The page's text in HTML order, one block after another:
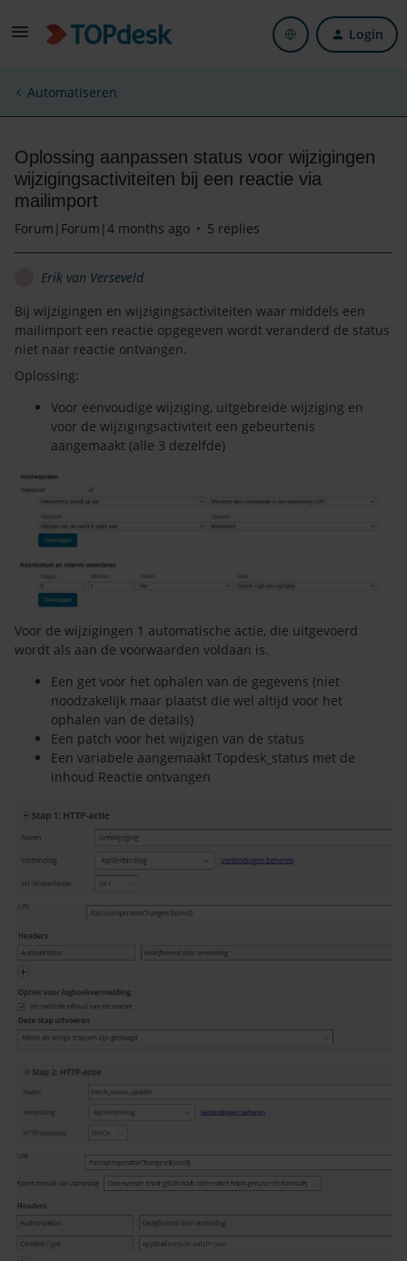
Login
Automatiseren
Oplossing aanpassen status voor wijzigingen
wijzigingsactiviteiten bij een reactie via
mailimport
Forum|Forum|4 months ago 5 replies
Erik van Verseveld
Bij wijzigingen en wijzigingsactiviteiten waar middels een
mailimport een reactie opgegeven wordt veranderd de status
niet naar reactie ontvangen.
Oplossing:
Voor eenvoudige wijziging, uitgebreide wijziging en
voor de wijzigingsactiviteit een gebeurtenis
aangemaakt (alle 3 dezelfde)
Voor de wijzigingen 1 automatische actie, die uitgevoerd
wordt als aan de voorwaarden voldaan is.
Een get voor het ophalen van de gegevens (niet
noodzakelijk maar plaatst die wel altijd voor het
ophalen van de details)
Een patch voor het wijzigen van de status
Een variabele aangemaakt Topdesk_status met de
inhoud Reactie ontvangen